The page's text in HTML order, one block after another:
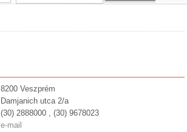
8200 Veszprém
Damjanich utca 2/a
(30) 2888000 , (30) 9678023
e-mail